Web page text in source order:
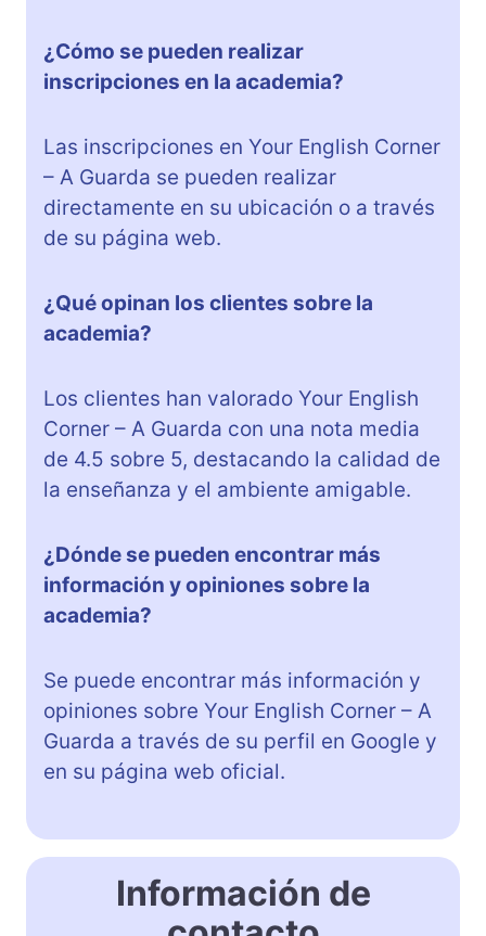
¿Cómo se pueden realizar
inscripciones en la academia?
Las inscripciones en Your English Corner
– A Guarda se pueden realizar
directamente en su ubicación o a través
de su página web.
¿Qué opinan los clientes sobre la
academia?
Los clientes han valorado Your English
Corner – A Guarda con una nota media
de 4.5 sobre 5, destacando la calidad de
la enseñanza y el ambiente amigable.
¿Dónde se pueden encontrar más
información y opiniones sobre la
academia?
Se puede encontrar más información y
opiniones sobre Your English Corner – A
Guarda a través de su perfil en Google y
en su página web oficial.
Información de